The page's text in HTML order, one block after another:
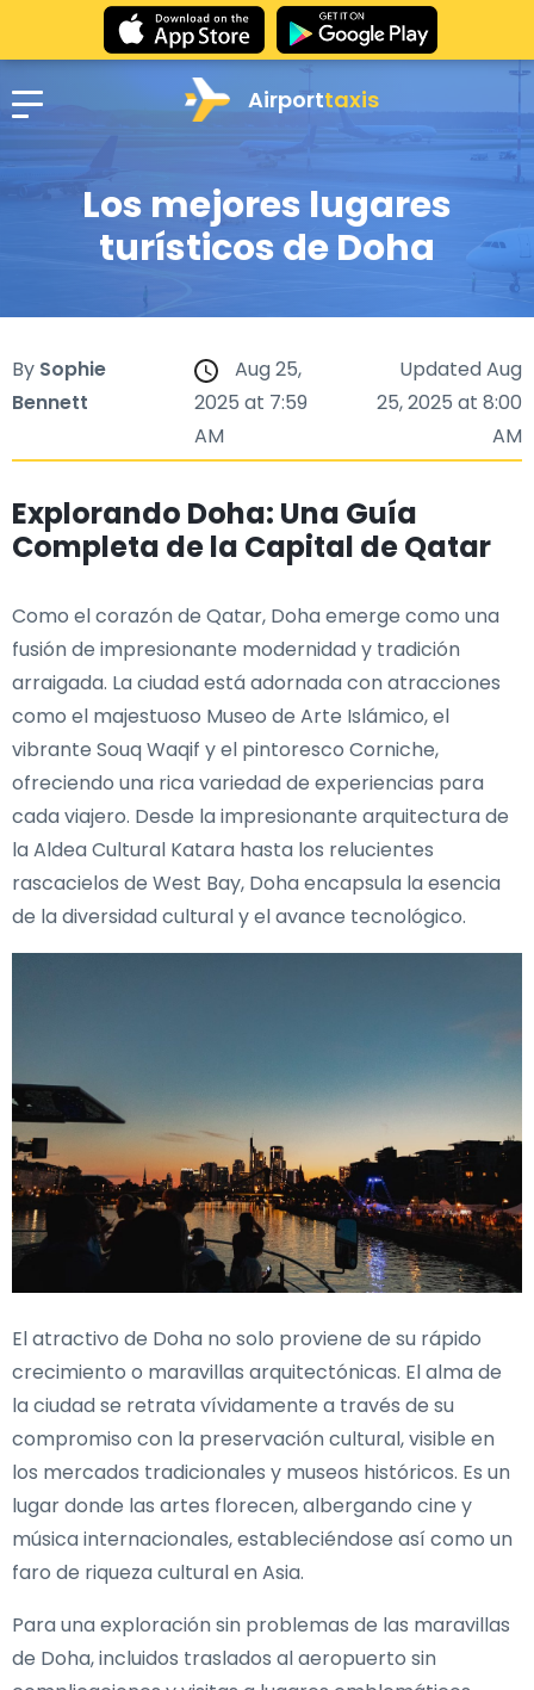
Airporttaxis
Los mejores lugares
turísticos de Doha
By Sophie
Bennett
Aug 25,
2025 at 7:59
AM
Updated Aug
25, 2025 at 8:00
AM
Explorando Doha: Una Guía
Completa de la Capital de Qatar
Como el corazón de Qatar, Doha emerge como una
fusión de impresionante modernidad y tradición
arraigada. La ciudad está adornada con atracciones
como el majestuoso Museo de Arte Islámico, el
vibrante Souq Waqif y el pintoresco Corniche,
ofreciendo una rica variedad de experiencias para
cada viajero. Desde la impresionante arquitectura de
la Aldea Cultural Katara hasta los relucientes
rascacielos de West Bay, Doha encapsula la esencia
de la diversidad cultural y el avance tecnológico.
El atractivo de Doha no solo proviene de su rápido
crecimiento o maravillas arquitectónicas. El alma de
la ciudad se retrata vívidamente a través de su
compromiso con la preservación cultural, visible en
los mercados tradicionales y museos históricos. Es un
lugar donde las artes florecen, albergando cine y
música internacionales, estableciéndose así como un
faro de riqueza cultural en Asia.
Para una exploración sin problemas de las maravillas
de Doha, incluidos traslados al aeropuerto sin